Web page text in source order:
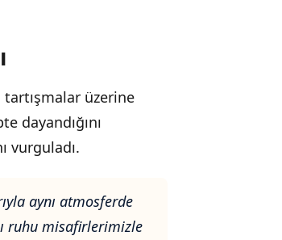
tartışmalar üzerine
dayandığını
vurguladı.
aynı atmosferde
ruhu misafirlerimizle